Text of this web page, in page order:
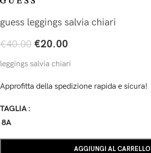
guess leggings salvia chiari
€40.00 €20.00
leggings salvia chiari
Approfitta della spedizione rapida e sicura!
TAGLIA
8A
AGGIUNGI AL CARRELLO